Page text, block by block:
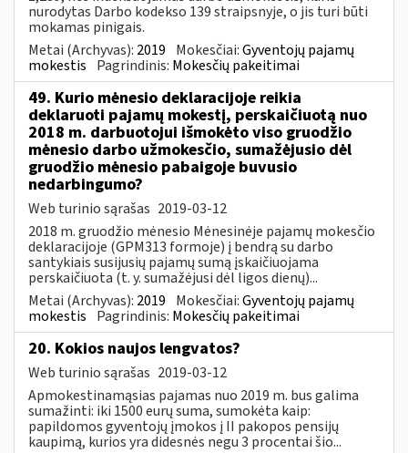
nurodytas Darbo kodekso 139 straipsnyje, o jis turi būti
mokamas pinigais.
Metai (Archyvas): 2019 Mokesčiai:Gyventojų pajamų
mokestis Pagrindinis: Mokesčių pakeitimai
49. Kurio mėnesio deklaracijoje reikia
deklaruoti pajamų mokestį, perskaičiuotą nuo
2018 m. darbuotojui išmokėto viso gruodžio
mėnesio darbo užmokesčio, sumažėjusio dėl
gruodžio mėnesio pabaigoje buvusio
nedarbingumo?
Web turinio sąrašas 2019-03-12
2018 m. gruodžio mėnesio Mėnesinėje pajamų mokesčio
deklaracijoje (GPM313 formoje) į bendrą su darbo
santykiais susijusių pajamų sumą įskaičiuojama
perskaičiuota (t. y. sumažėjusi dėl ligos dienų)...
Metai (Archyvas): 2019 Mokesčiai:Gyventojų pajamų
mokestis Pagrindinis: Mokesčių pakeitimai
20. Kokios naujos lengvatos?
Web turinio sąrašas 2019-03-12
Apmokestinamąsias pajamas nuo 2019 m. bus galima
sumažinti: iki 1500 eurų suma, sumokėta kaip:
papildomos gyventojų įmokos į II pakopos pensijų
kaupimą, kurios yra didesnės negu 3 procentai šio...